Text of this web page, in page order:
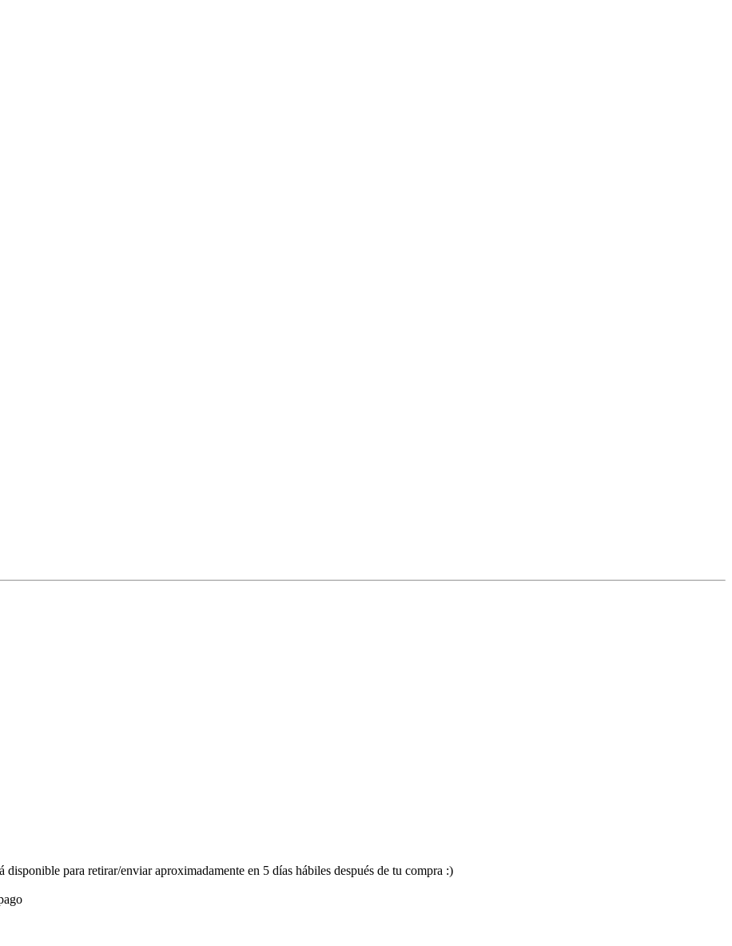
para retirar/enviar aproximadamente en 5 días hábiles después de tu compra :)